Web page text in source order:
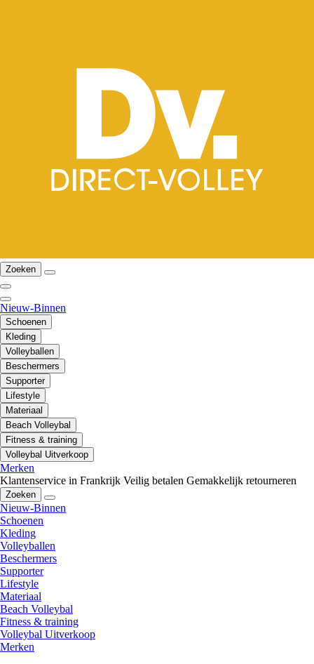
Zoeken
Nieuw-Binnen
Schoenen
Kleding
Volleyballen
Beschermers
Supporter
Lifestyle
Materiaal
Beach Volleybal
Fitness & training
Volleybal Uitverkoop
Merken
Klantenservice in Frankrijk Veilig betalen Gemakkelijk retourneren
Zoeken
Nieuw-Binnen
Schoenen
Kleding
Volleyballen
Beschermers
Supporter
Lifestyle
Materiaal
Beach Volleybal
Fitness & training
Volleybal Uitverkoop
Merken